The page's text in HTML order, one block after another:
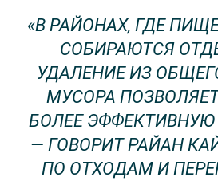
«В РАЙОНАХ, ГДЕ
СОБИРАЮТСЯ
УДАЛЕНИЕ ИЗ
МУСОРА
БОЛЕЕ ЭФФЕКТИВНУЮ
— ГОВОРИТ РАЙАН
ПО ОТХОДАМ И